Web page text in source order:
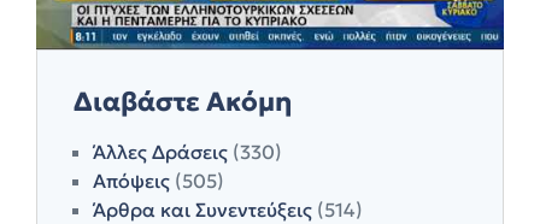
Διαβάστε Ακόμη
Άλλες Δράσεις (330)
Απόψεις (505)
Άρθρα και Συνεντεύξεις (514)